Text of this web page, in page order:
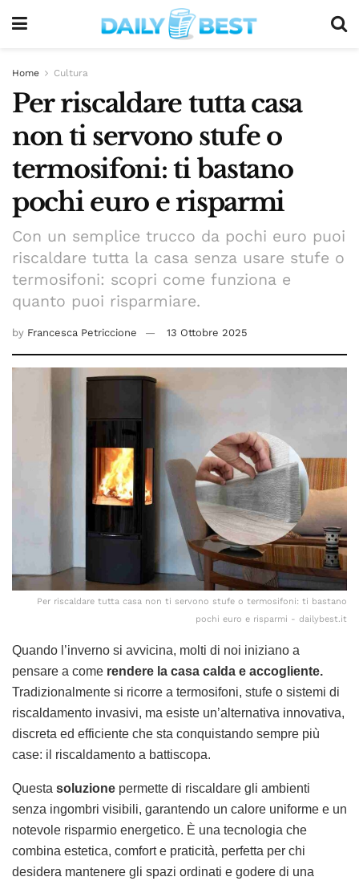
Home Cultura
Per riscaldare tutta casa
non ti servono stufe o
termosifoni: ti bastano
pochi euro e risparmi
Con un semplice trucco da pochi euro puoi
riscaldare tutta la casa senza usare stufe o
termosifoni: scopri come funziona e
quanto puoi risparmiare.
by Francesca Petriccione 13 Ottobre 2025
Per riscaldare tutta casa non ti servono stufe o termosifoni: ti bastano
pochi euro e risparmi - dailybest.it
Quando l’inverno si avvicina, molti di noi iniziano a
pensare a come rendere la casa calda e accogliente.
Tradizionalmente si ricorre a termosifoni, stufe o sistemi di
riscaldamento invasivi, ma esiste un’alternativa innovativa,
discreta ed efficiente che sta conquistando sempre più
case: il riscaldamento a battiscopa.
Questa soluzione permette di riscaldare gli ambienti
senza ingombri visibili, garantendo un calore uniforme e un
notevole risparmio energetico. È una tecnologia che
combina estetica, comfort e praticità, perfetta per chi
desidera mantenere gli spazi ordinati e godere di una